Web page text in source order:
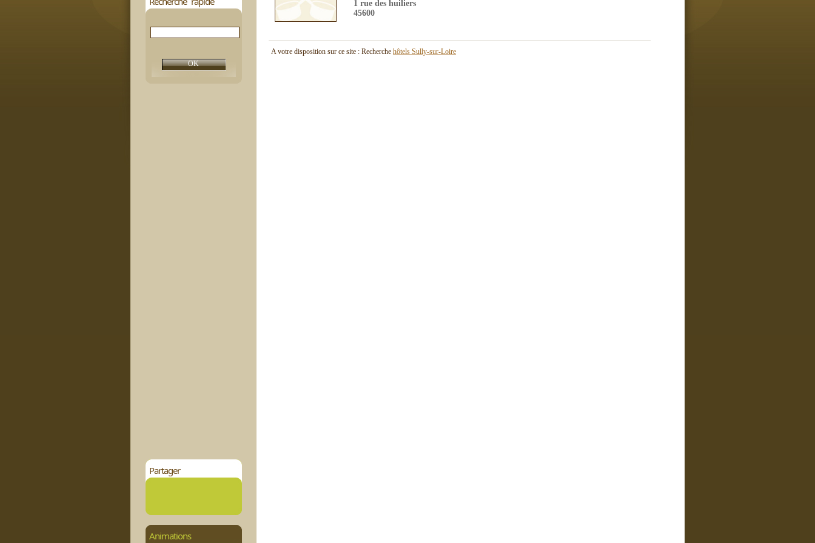
Partager
Animations
1 rue des huiliers
45600
A votre disposition sur ce site : Recherche hôtels Sully-sur-Loire